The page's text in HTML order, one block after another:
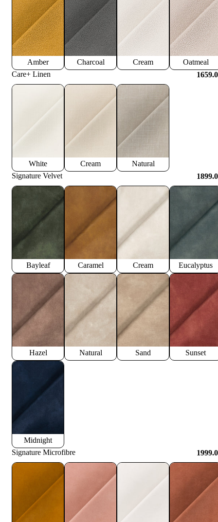
Amber Charcoal Cream
Oatmeal
Care+ Linen
White Cream
Natural
Signature Velvet
Bayleaf Caramel Cream Eucalyptus
Hazel Natural Sand Sunset
Midnight
Signature Microfibre